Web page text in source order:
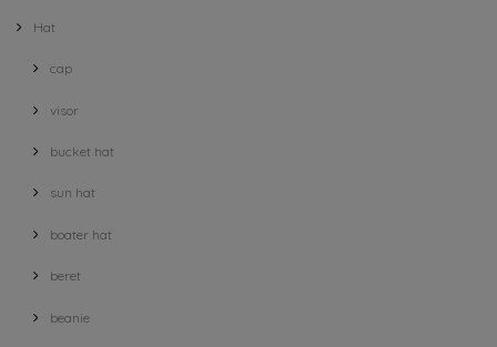
Hat
cap
visor
bucket hat
sun hat
boater hat
beret
beanie